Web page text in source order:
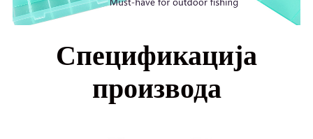
Спецификација
производа